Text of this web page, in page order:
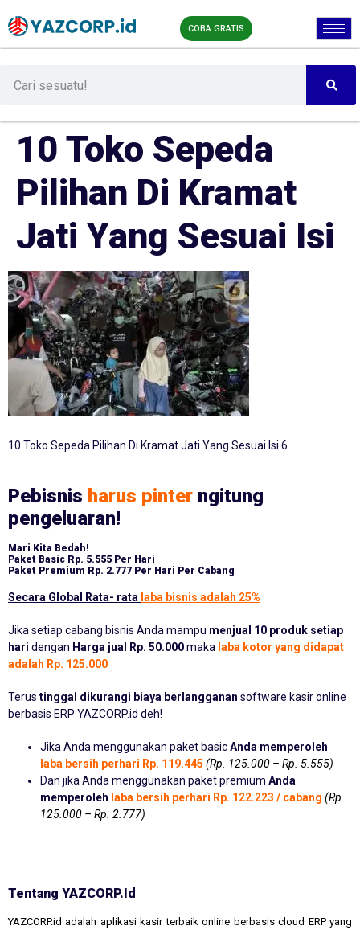
COBA GRATIS
10 Toko Sepeda
Pilihan Di Kramat
Jati Yang Sesuai Isi
10 Toko Sepeda Pilihan Di Kramat Jati Yang Sesuai Isi 6
Pebisnis harus pinter ngitung
pengeluaran!
Mari Kita Bedah!
Paket Basic Rp. 5.555 Per Hari
Paket Premium Rp. 2.777 Per Hari Per Cabang
Secara Global Rata- rata laba bisnis adalah 25%
Jika setiap cabang bisnis Anda mampu menjual 10 produk setiap
hari dengan Harga jual Rp. 50.000maka laba kotor yang didapat
adalah Rp. 125.000
Terus tinggal dikurangi biaya berlangganan software kasir online
berbasis ERP YAZCORP.id deh!
Jika Anda menggunakan paket basicAnda memperoleh
laba bersih perhari Rp. 119.445 (Rp. 125.000 – Rp. 5.555)
Dan jika Anda menggunakan paket premium Anda
memperoleh laba bersih perhari Rp. 122.223 / cabang (Rp.
125.000 – Rp. 2.777)
Tentang YAZCORP.id
YAZCORP.id adalah aplikasi kasir terbaik online berbasis cloud ERP yang